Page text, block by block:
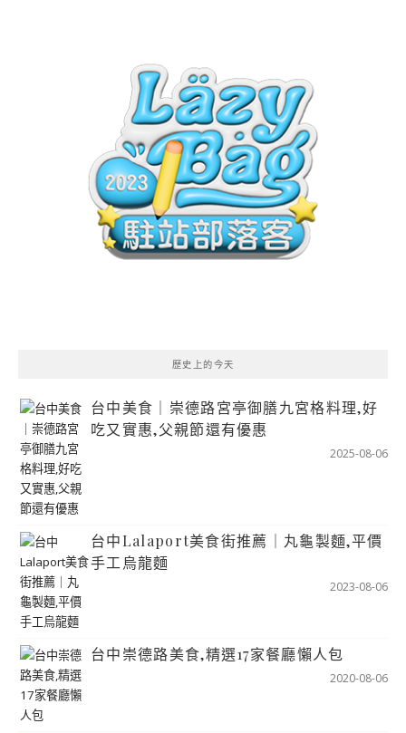
歷史上的今天
台中美食｜崇德路宮亭御膳九宮格料理,好
吃又實惠,父親節還有優惠
2025-08-06
台中Lalaport美食街推薦｜丸龜製麵,平價
手工烏龍麵
2023-08-06
台中崇德路美食,精選17家餐廳懶人包
2020-08-06